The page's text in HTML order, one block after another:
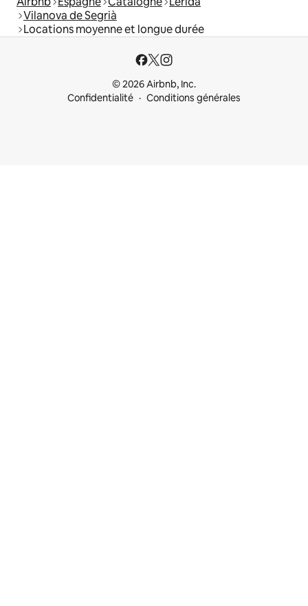
Vilanova de Segrià
Locations moyenne et longue durée
© 2026 Airbnb, Inc.
Confidentialité
Conditions générales